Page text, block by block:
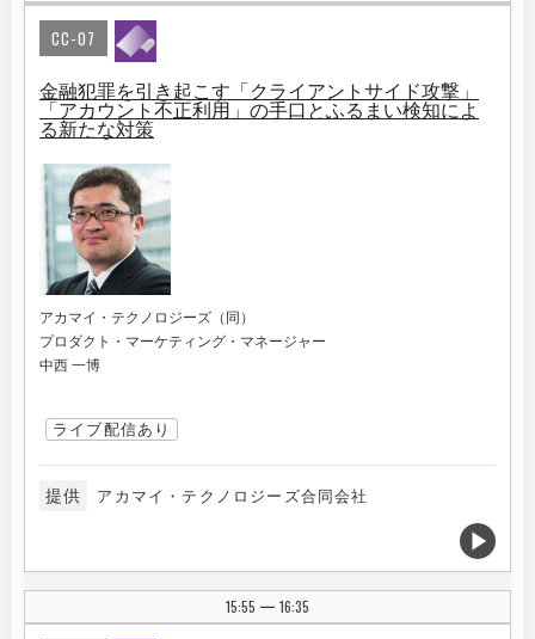
CC-07
金融犯罪を引き起こす「クライアントサイド攻撃」
「アカウント不正利用」の手口とふるまい検知によ
る新たな対策
アカマイ・テクノロジーズ（同）
プロダクト・マーケティング・マネージャー
中西 一博
ライブ配信あり
提供 アカマイ・テクノロジーズ合同会社
15:55 | 16:35